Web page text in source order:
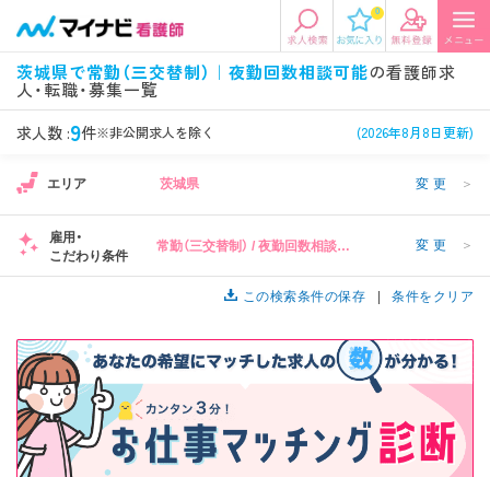
0
茨城県で常勤（三交替制）｜夜勤回数相談可能の看護師求
人・転職・募集一覧
求人数 :9件※非公開求人を除く (2026年8月8日更新)
エリアから探す
エリアから探す
関東
東海 関西
九州・沖縄
希望の求人条件を選択
資格
施設形態
病院、クリニック・診療所など
担当業務
病棟、外来など
美容外科、
循環器内科など
未経験歓迎、
土日祝休みなど
年収
年収500万円以上など 正社員、契約社員など
エリア 茨城県 変更 ＞
雇用・
こだわり条件
常勤（三交替制） / 夜勤回数相談可
変更 ＞
この検索条件の保存 条件をクリア